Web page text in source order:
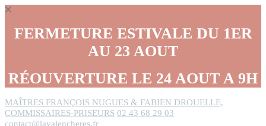
FERMETURE ESTIVALE DU 1ER
AU 23 AOUT
RÉOUVERTURE LE 24 AOUT A 9H
MAÎTRES FRANÇOIS NUGUES & FABIEN DROUELLE,
COMMISSAIRES-PRISEURS 02 43 68 29 03
contact@lavalencheres.fr
Panneau de gestion des cookies